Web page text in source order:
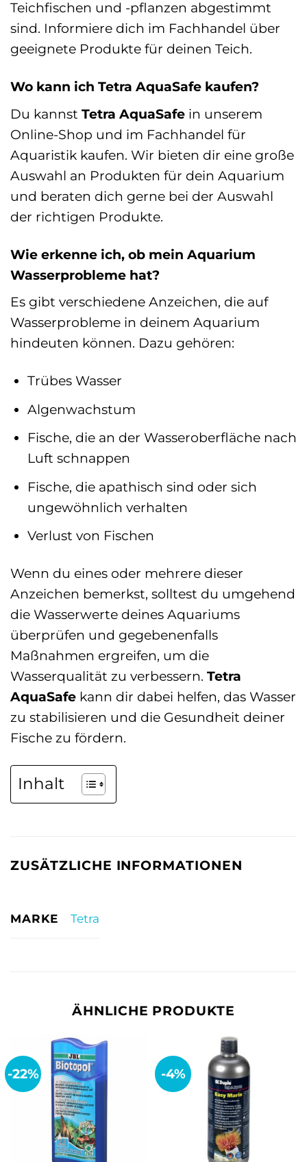
Teichfischen und -pflanzen abgestimmt
sind. Informiere dich im Fachhandel über
geeignete Produkte für deinen Teich.
Wo kann ich Tetra AquaSafe kaufen?
Du kannst Tetra AquaSafe in unserem
Online-Shop und im Fachhandel für
Aquaristik kaufen. Wir bieten dir eine große
Auswahl an Produkten für dein Aquarium
und beraten dich gerne bei der Auswahl
der richtigen Produkte.
Wie erkenne ich, ob mein Aquarium
Wasserprobleme hat?
Es gibt verschiedene Anzeichen, die auf
Wasserprobleme in deinem Aquarium
hindeuten können. Dazu gehören:
Trübes Wasser
Algenwachstum
Fische, die an der Wasseroberfläche nach
Luft schnappen
Fische, die apathisch sind oder sich
ungewöhnlich verhalten
Verlust von Fischen
Wenn du eines oder mehrere dieser
Anzeichen bemerkst, solltest du umgehend
die Wasserwerte deines Aquariums
überprüfen und gegebenenfalls
Maßnahmen ergreifen, um die
Wasserqualität zu verbessern. Tetra
AquaSafe kann dir dabei helfen, das Wasser
zu stabilisieren und die Gesundheit deiner
Fische zu fördern.
Inhalt
ZUSÄTZLICHE INFORMATIONEN
MARKE Tetra
ÄHNLICHE PRODUKTE
-22% -4%